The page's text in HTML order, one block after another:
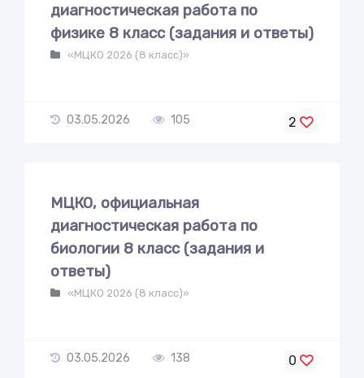
диагностическая работа по
физике 8 класс (задания и ответы)
«МЦКО 2026 (8 класс)»
03.05.2026 105 2
МЦКО, официальная
диагностическая работа по
биологии 8 класс (задания и
ответы)
«МЦКО 2026 (8 класс)»
03.05.2026 138 0